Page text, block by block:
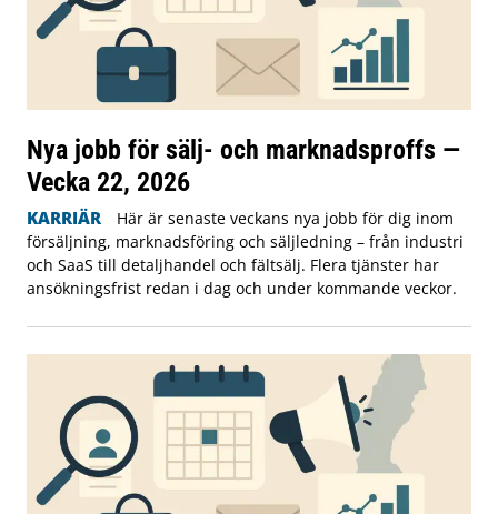
Nya jobb för sälj- och marknadsproffs —
Vecka 22, 2026
KARRIÄR
Här är senaste veckans nya jobb för dig inom
försäljning, marknadsföring och säljledning – från industri
och SaaS till detaljhandel och fältsälj. Flera tjänster har
ansökningsfrist redan i dag och under kommande veckor.